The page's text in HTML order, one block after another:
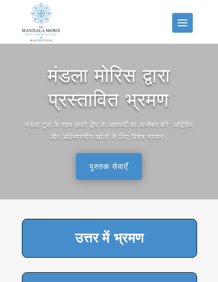
मंडला मोरिस द्वारा
प्रस्तावित भ्रमण
मंडला टूर्स के साथ हमारे द्वीप के आश्चर्यों का अन्वेषण करें: अद्वितीय
और अविस्मरणीय खोजों के लिए विशेष भ्रमण।
पुस्तक सेवाएँ
उत्तर में भ्रमण